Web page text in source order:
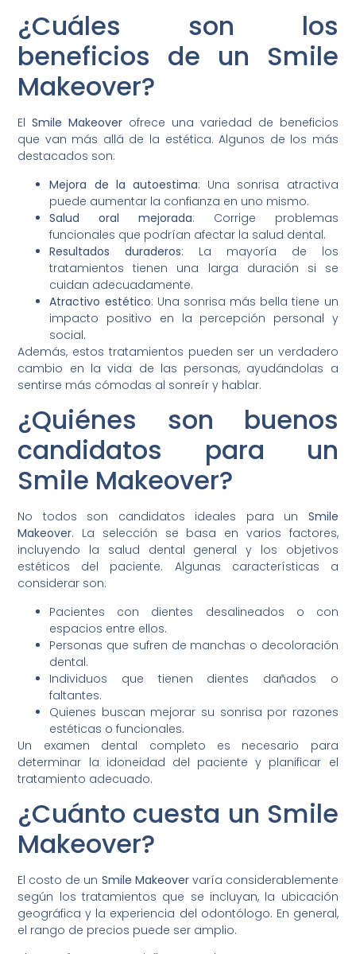
¿Cuáles son los
beneficios de un Smile
Makeover?
ElSmile Makeover ofrece una variedad de beneficios
que van más allá de la estética. Algunos de los más
destacados son:
Mejora de la autoestima: Una sonrisa atractiva
puede aumentar la confianza en uno mismo.
Salud oral mejorada: Corrige problemas
funcionales que podrían afectar la salud dental.
Resultados duraderos: La mayoría de los
tratamientos tienen una larga duración si se
cuidan adecuadamente.
Atractivo estético: Una sonrisa más bella tiene un
impacto positivo en la percepción personal y
social.
Además, estos tratamientos pueden ser un verdadero
cambio en la vida de las personas, ayudándolas a
sentirse más cómodas al sonreír y hablar.
¿Quiénes son buenos
candidatos para un
Smile Makeover?
No todos son candidatos ideales para un Smile
Makeover. La selección se basa en varios factores,
incluyendo la salud dental general y los objetivos
estéticos del paciente. Algunas características a
considerar son:
Pacientes con dientes desalineados o con
espacios entre ellos.
Personas que sufren de manchas o decoloración
dental.
Individuos que tienen dientes dañados o
faltantes.
Quienes buscan mejorar su sonrisa por razones
estéticas o funcionales.
Un examen dental completo es necesario para
determinar la idoneidad del paciente y planificar el
tratamiento adecuado.
¿Cuánto cuesta un Smile
Makeover?
El costo de un Smile Makeovervaría considerablemente
según los tratamientos que se incluyan, la ubicación
geográfica y la experiencia del odontólogo. En general,
el rango de precios puede ser amplio.